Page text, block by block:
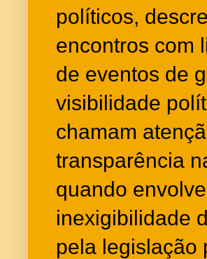
políticos,
encontros com
de eventos de
visibilidade
chamam
transparência
quando
inexigibilidade
pela legislação